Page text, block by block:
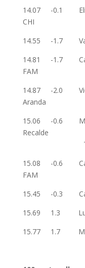
14.07 -
CHI
14.55 -1.7
14.81 -1.7
FAM
14.87 -2.0
Aranda
15.06 -0.6
15.08 -0.6
FAM
15.45 -0.3
15.69 1.3
15.77 1.7